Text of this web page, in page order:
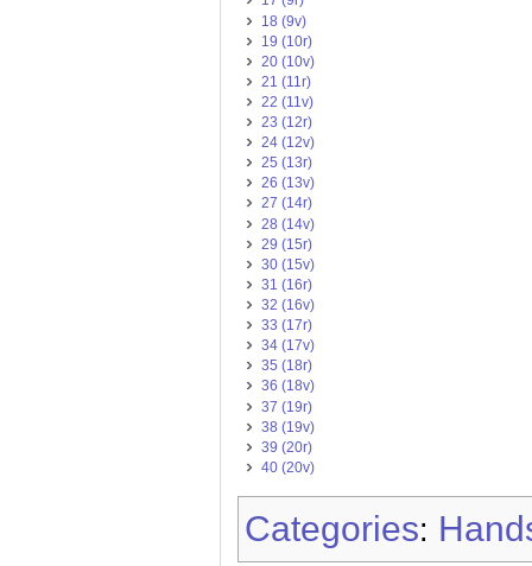
18 (9v)
19 (10r)
20 (10v)
21 (11r)
22 (11v)
23 (12r)
24 (12v)
25 (13r)
26 (13v)
27 (14r)
28 (14v)
29 (15r)
30 (15v)
31 (16r)
32 (16v)
33 (17r)
34 (17v)
35 (18r)
36 (18v)
37 (19r)
38 (19v)
39 (20r)
40 (20v)
Categories: